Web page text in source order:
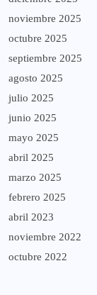
noviembre 2025
octubre 2025
septiembre 2025
agosto 2025
julio 2025
junio 2025
mayo 2025
abril 2025
marzo 2025
febrero 2025
abril 2023
noviembre 2022
octubre 2022